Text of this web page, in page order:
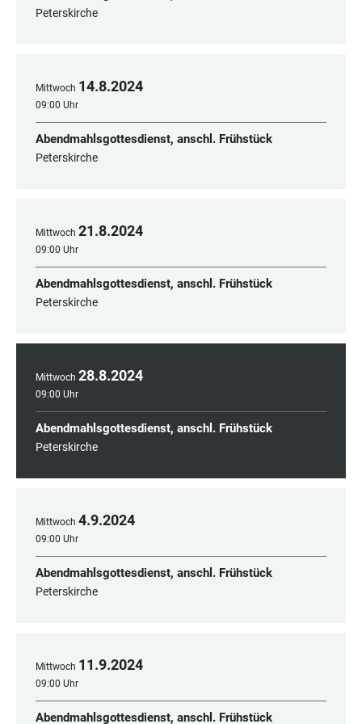
Peterskirche
Mittwoch 14.8.2024
09:00 Uhr
Abendmahlsgottesdienst, anschl. Frühstück
Peterskirche
Mittwoch 21.8.2024
09:00 Uhr
Abendmahlsgottesdienst, anschl. Frühstück
Peterskirche
Mittwoch 28.8.2024
09:00 Uhr
Abendmahlsgottesdienst, anschl. Frühstück
Peterskirche
Mittwoch 4.9.2024
09:00 Uhr
Abendmahlsgottesdienst, anschl. Frühstück
Peterskirche
Mittwoch 11.9.2024
09:00 Uhr
Abendmahlsgottesdienst, anschl. Frühstück